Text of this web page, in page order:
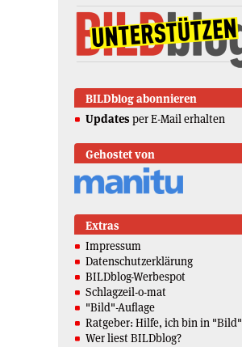
BILDblog abonnieren
Updates per E-Mail erhalten
Gehostet von
Extras
Impressum
Datenschutzerklärung
BILDblog-Werbespot
Schlagzeil-o-mat
"Bild"-Auflage
Ratgeber: Hilfe, ich bin in "Bild"
Wer liest BILDblog?